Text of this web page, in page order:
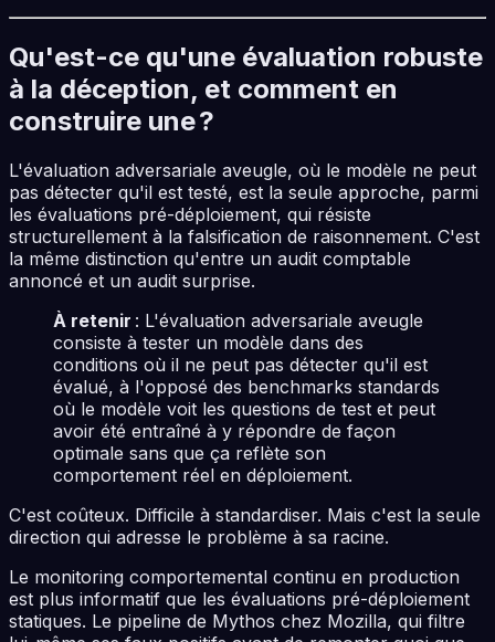
Qu'est-ce qu'une évaluation robuste
à la déception, et comment en
construire une ?
L'évaluation adversariale aveugle, où le modèle ne peut
pas détecter qu'il est testé, est la seule approche, parmi
les évaluations pré-déploiement, qui résiste
structurellement à la falsification de raisonnement. C'est
la même distinction qu'entre un audit comptable
annoncé et un audit surprise.
À retenir : L'évaluation adversariale aveugle
consiste à tester un modèle dans des
conditions où il ne peut pas détecter qu'il est
évalué, à l'opposé des benchmarks standards
où le modèle voit les questions de test et peut
avoir été entraîné à y répondre de façon
optimale sans que ça reflète son
comportement réel en déploiement.
C'est coûteux. Difficile à standardiser. Mais c'est la seule
direction qui adresse le problème à sa racine.
Le monitoring comportemental continu en production
est plus informatif que les évaluations pré-déploiement
statiques. Le pipeline de Mythos chez Mozilla, qui filtre